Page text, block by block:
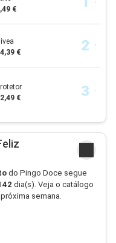
€
€
€
do Pingo Doce segue
dia(s). Veja o catálogo
semana.